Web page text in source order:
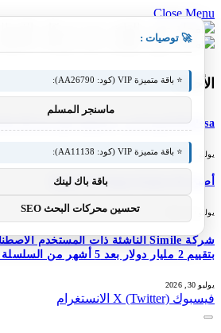
Close Menu
الأحدث
M-Pesa إثيوبيا تعزز خدماتها؛ تعلن شركة Ethio Telecom عن نموها
يوليو 30, 2026
أصبح DJI Osmo Pocket 4P عالميًا
يوليو 30, 2026
بتقييم 2 مليار دولار بعد 5 أشهر من السلسلة A بقيمة 100 مليون دولار
يوليو 30, 2026
فيسبوك X (Twitter) الانستغرام
🚀 توصيات :
⭐ باقة متميزة VIP (كود: AA26790):
ماسنجر المسلم
⭐ باقة متميزة VIP (كود: AA11138):
باقة باك لينك
تحسين محركات البحث SEO